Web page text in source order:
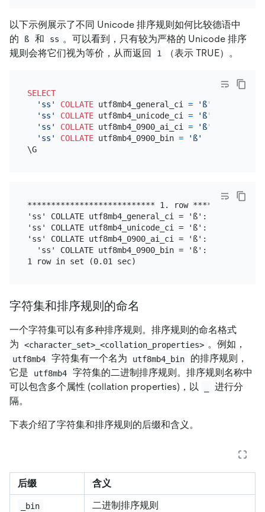
以下示例展示了不同 Unicode 排序规则如何比较德语中
的
ß 和 ss 。可以看到，只有较为严格的 Unicode 排序
规则会将它们视为等价，从而返回
1 （表示 TRUE）。
SELECT
'ss'
COLLATE utf8mb4_general_ci = 'ß'
'ss'
COLLATE utf8mb4_unicode_ci = 'ß'
'ss'
COLLATE utf8mb4_0900_ai_ci = 'ß'
'ss'
COLLATE utf8mb4_0900_bin =
'ß'
\G
*************************** 1. row
'ss' COLLATE utf8mb4_general_ci = 'ß': 0
'ss' COLLATE utf8mb4_unicode_ci = 'ß': 1
'ss' COLLATE utf8mb4_0900_ai_ci = 'ß': 1
  'ss' COLLATE utf8mb4_0900_bin = 'ß': 0
字符集和排序规则的命名
一个字符集可以有多种排序规则。排序规则的命名格式
为
<character_set>_<collation_properties> 。例如，
utf8mb4 字符集有一个名为 utf8mb4_bin
的排序规则，
它是
utf8mb4
字符集的二进制排序规则。排序规则名称中
可以包含多个属性 (collation properties)，以
进行分
隔。
下表介绍了字符集和排序规则的后缀和含义。
后缀 含义
_bin 二进制排序规则